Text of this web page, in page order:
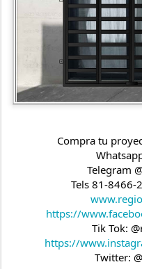
Compra tu
Telegram
Tels 81-
https://
Tik Tok:
https://
Twitter: